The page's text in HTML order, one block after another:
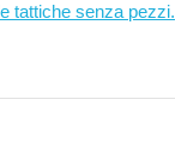
tattiche senza pezzi.